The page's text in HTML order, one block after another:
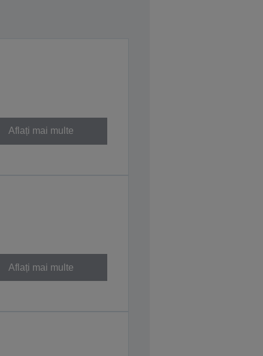
Aflați mai multe
Aflați mai multe